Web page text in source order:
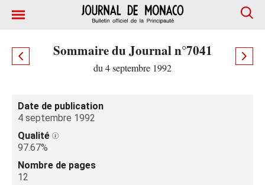
Sommaire du Journal n°7041
du 4 septembre 1992
Date de publication
4 septembre 1992
Qualité
97.67%
Nombre de pages
12